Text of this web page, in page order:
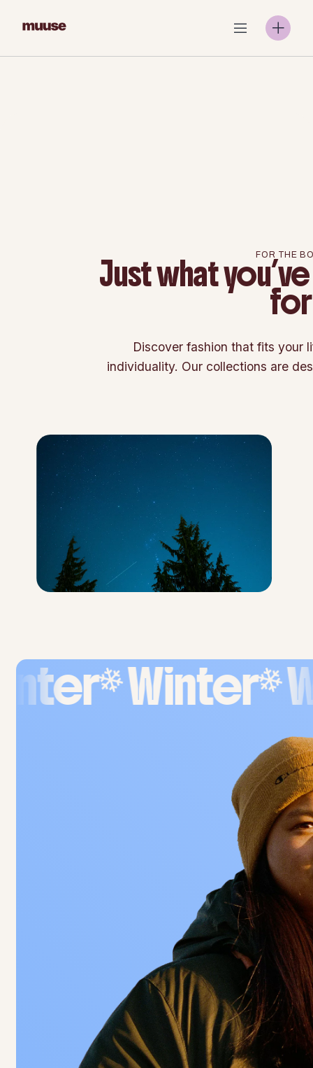
FOR THE
Just what
for
Discover fashion that fits your
individuality. Our collections are
❄Winter❄